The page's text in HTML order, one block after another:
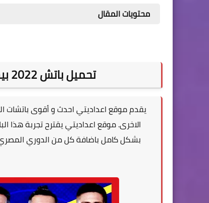
محتويات المقال
تحميل باتش 2022 بيس 2017 Patch 2022 V1.0 بحجم صغير